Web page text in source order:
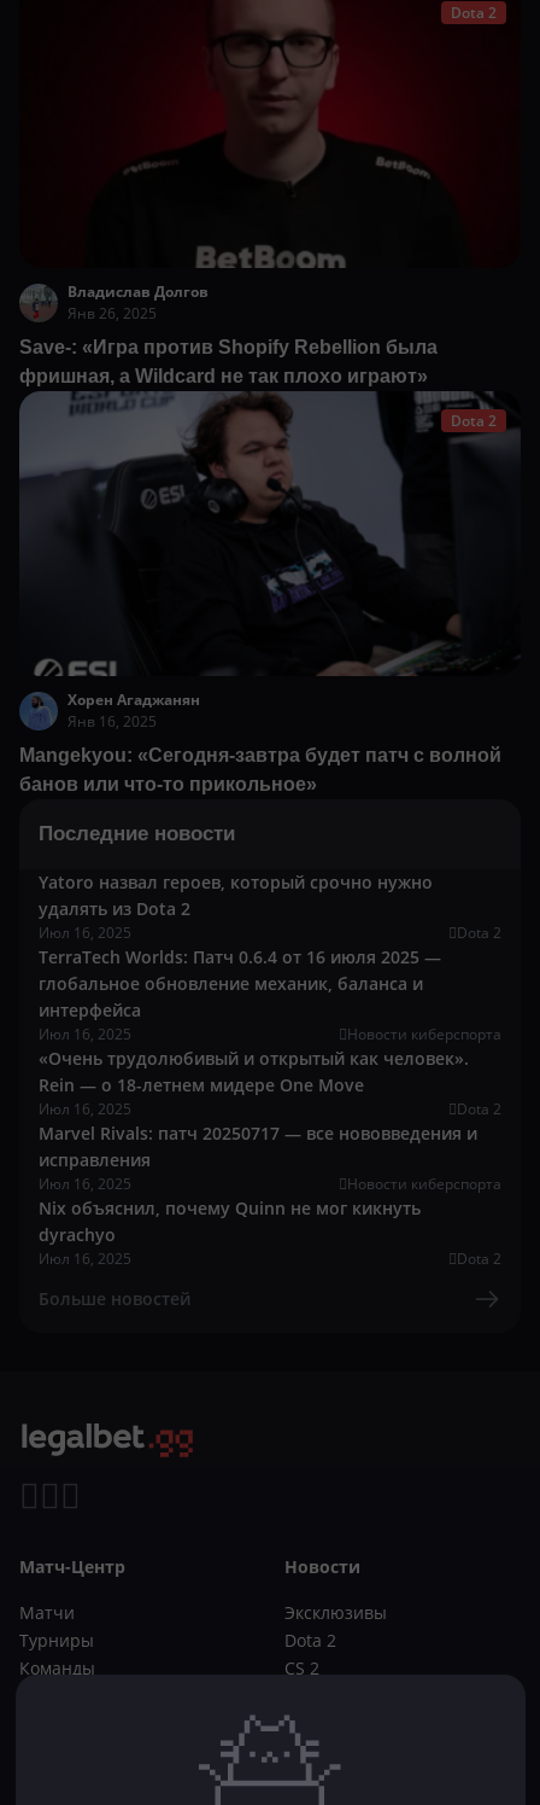
Dota 2
Владислав Долгов
Янв 26, 2025
Save-: «Игра против Shopify Rebellion была
фришная, а Wildcard не так плохо играют»
Dota 2
Хорен Агаджанян
Янв 16, 2025
Mangekyou: «Сегодня-завтра будет патч с волной
банов или что-то прикольное»
Последние новости
Yatoro назвал героев, который срочно нужно
удалять из Dota 2
Июл 16, 2025 Dota 2
TerraTech Worlds: Патч 0.6.4 от 16 июля 2025 —
глобальное обновление механик, баланса и
интерфейса
Июл 16, 2025 Новости киберспорта
«Очень трудолюбивый и открытый как человек».
Rein — о 18-летнем мидере One Move
Июл 16, 2025 Dota 2
Marvel Rivals: патч 20250717 — все нововведения и
исправления
Июл 16, 2025 Новости киберспорта
Nix объяснил, почему Quinn не мог кикнуть
dyrachyo
Июл 16, 2025 Dota 2
Больше новостей
Матч-Центр
Матчи
Турниры
Команды
Новости
Эксклюзивы
Dota 2
CS 2
Букмекеры